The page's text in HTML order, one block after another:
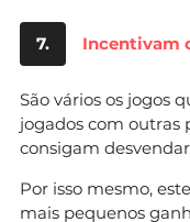
7. Incentivam
São vários os jogos
jogados com outras
consigam
Por isso mesmo,
mais pequenos